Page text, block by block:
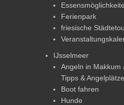
Ferienpark
friesische
IJsselmeer
Angeln in Makkum
Tipps & Angelplätze
Boot fahren
Hunde